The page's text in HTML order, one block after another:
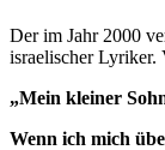
Der im Jahr 2000
israelischer Lyriker.
„Mein kleiner
Wenn ich mich